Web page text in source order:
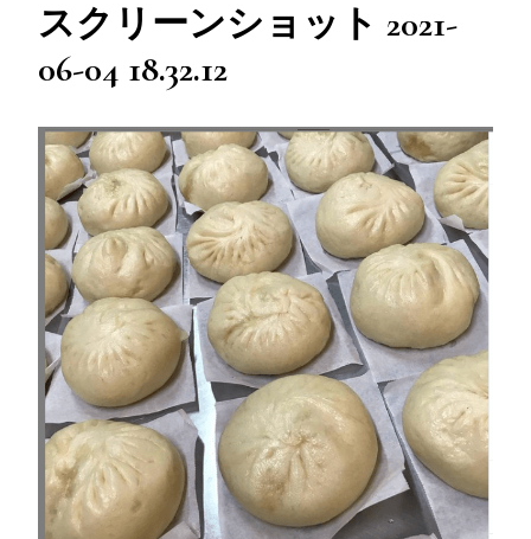
スクリーンショット 2021-
06-04 18.32.12